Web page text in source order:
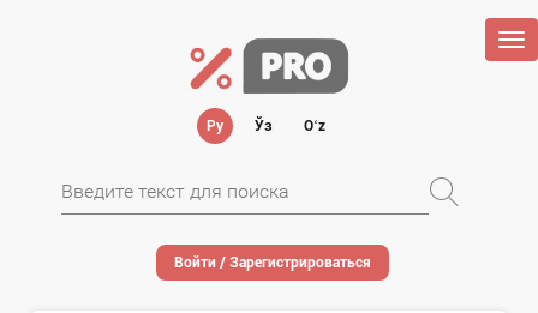
Ру Ўз Oʻz
Войти / Зарегистрироваться